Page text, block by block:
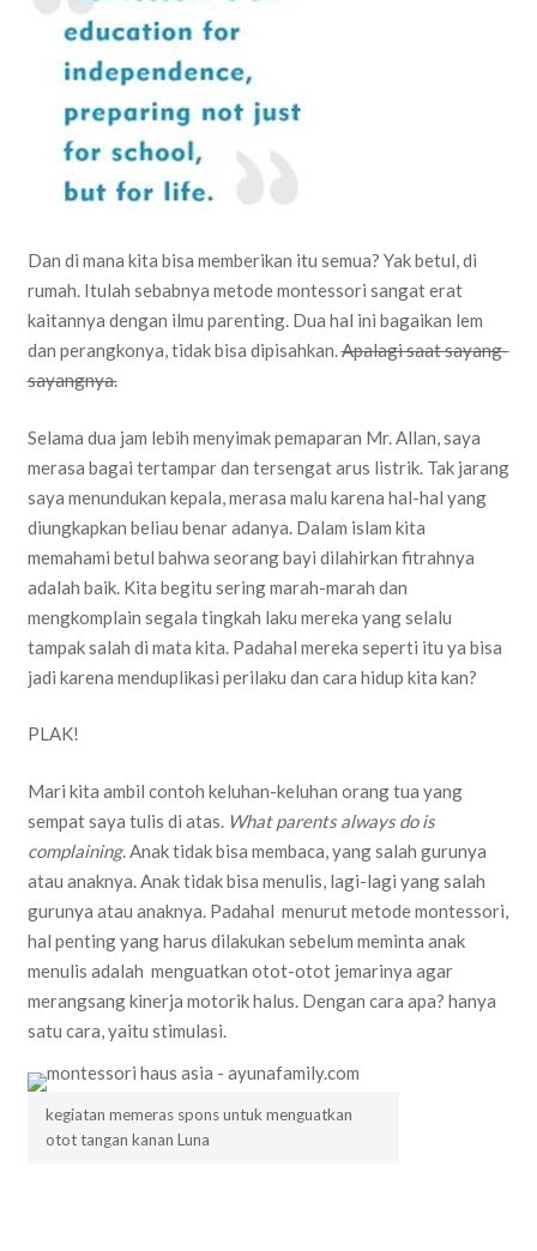
Dan di mana kita bisa memberikan itu semua? Yak betul, di
rumah. Itulah sebabnya metode montessori sangat erat
kaitannya dengan ilmu parenting. Dua hal ini bagaikan lem
dan perangkonya, tidak bisa dipisahkan.Apalagi saat sayang-
sayangnya.
Selama dua jam lebih menyimak pemaparan Mr. Allan, saya
merasa bagai tertampar dan tersengat arus listrik. Tak jarang
saya menundukan kepala, merasa malu karena hal-hal yang
diungkapkan beliau benar adanya. Dalam islam kita
memahami betul bahwa seorang bayi dilahirkan fitrahnya
adalah baik. Kita begitu sering marah-marah dan
mengkomplain segala tingkah laku mereka yang selalu
tampak salah di mata kita. Padahal mereka seperti itu ya bisa
jadi karena menduplikasi perilaku dan cara hidup kita kan?
PLAK!
Mari kita ambil contoh keluhan-keluhan orang tua yang
sempat saya tulis di atas. What parents always do is
complaining. Anak tidak bisa membaca, yang salah gurunya
atau anaknya. Anak tidak bisa menulis, lagi-lagi yang salah
gurunya atau anaknya. Padahal menurut metode montessori,
hal penting yang harus dilakukan sebelum meminta anak
menulis adalah menguatkan otot-otot jemarinya agar
merangsang kinerja motorik halus. Dengan cara apa? hanya
satu cara, yaitu stimulasi.
kegiatan memeras spons untuk menguatkan
otot tangan kanan Luna